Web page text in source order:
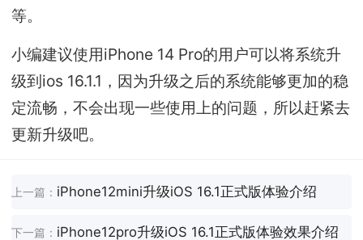
等。
小编建议使用iPhone 14 Pro的用户可以将系统升
级到ios 16.1.1，因为升级之后的系统能够更加的稳
定流畅，不会出现一些使用上的问题，所以赶紧去
更新升级吧。
上一篇： iPhone12mini升级iOS 16.1正式版体验介绍
下一篇： iPhone12pro升级iOS 16.1正式版体验效果介绍